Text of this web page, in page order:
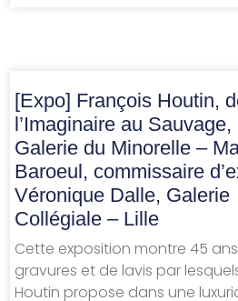
[Expo] François Houtin,
l’Imaginaire au Sauvage,
Galerie du Minorelle –
Baroeul, commissaire
Véronique Dalle, Galerie
Collégiale – Lille
Cette exposition montre 45
gravures et de lavis par
Houtin propose dans une